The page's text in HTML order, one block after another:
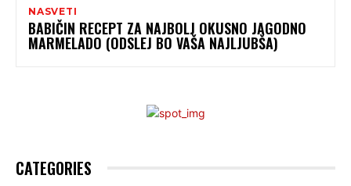
NASVETI
BABIČIN RECEPT ZA NAJBOLJ OKUSNO JAGODNO
MARMELADO (ODSLEJ BO VAŠA NAJLJUBŠA)
CATEGORIES